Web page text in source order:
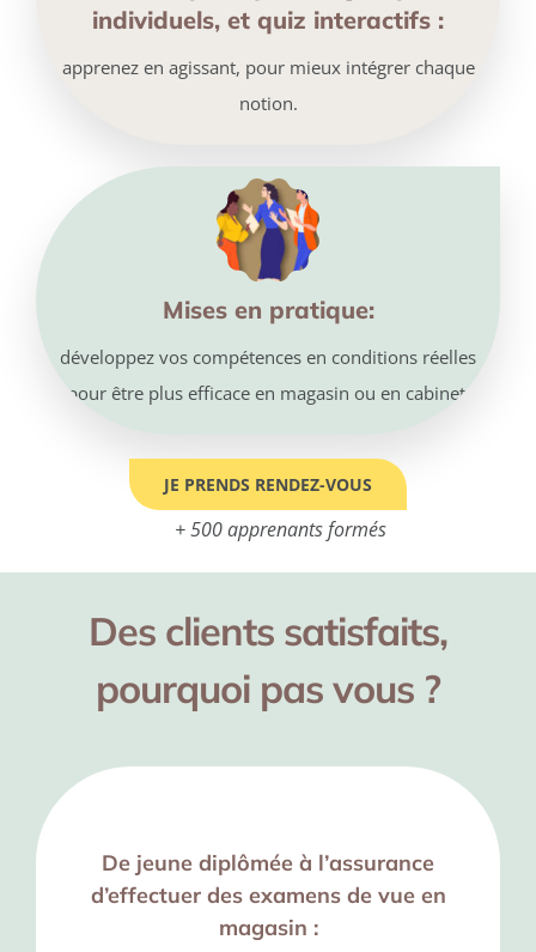
individuels, et quiz interactifs :
apprenez en agissant, pour mieux intégrer chaque
notion.
Mises en pratique:
développez vos compétences en conditions réelles
pour être plus efficace en magasin ou en cabinet.
JE PRENDS RENDEZ-VOUS
+ 500 apprenants formés
Des clients satisfaits,
pourquoi pas vous ?
De jeune diplômée à l’assurance
d’effectuer des examens de vue en
magasin :